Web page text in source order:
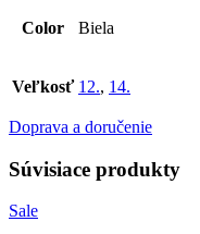
Color Biela
Veľkosť 12., 14.
Doprava a doručenie
Súvisiace produkty
Sale